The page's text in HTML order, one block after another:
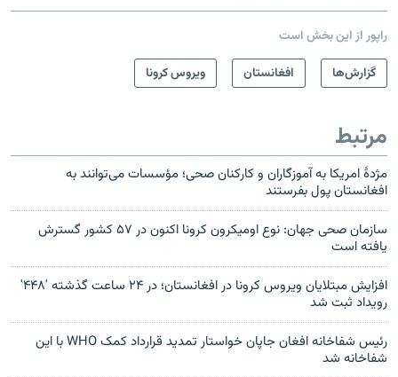
راپور از این بخش است
گزارش‌ها
افغانستان ویروس کرونا
مرتبط
مژدۀ امریکا به آموزگاران و کارکنان صحی؛ مؤسسات می‌توانند به
افغانستان پول بفرستند
سازمان صحی جهان: نوع اومیکرون کرونا اکنون در ۵۷ کشور گسترش
یافته است
افزایش مبتلایان ویروس کرونا در افغانستان؛ در ۲۴ ساعت گذشته '۴۴۸'
رویداد ثبت شد
رئیس شفاخانه افغان جاپان خواستار تمدید قرارداد کمک WHO با این
شفاخانه شد